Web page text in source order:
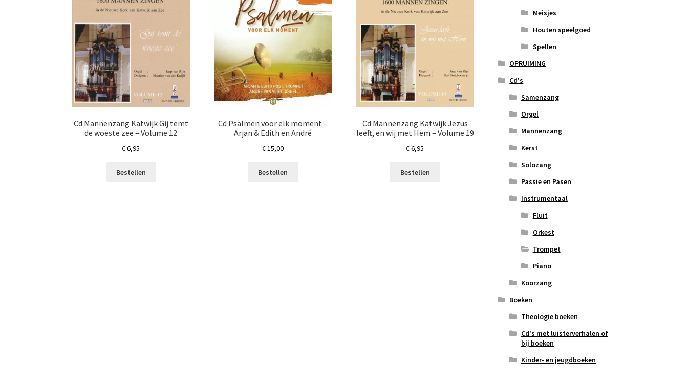
Cd Mannenzang Katwijk Gij temt
de woeste zee – Volume 12
€6,95
Bestellen
Cd Psalmen voor elk moment –
Arjan & Edith en André
€15,00
Bestellen
Cd Mannenzang Katwijk Jezus
leeft, en wij met Hem – Volume 19
€6,95
Bestellen
Meisjes
Houten speelgoed
Spellen
OPRUIMING
Cd's
Samenzang
Orgel
Mannenzang
Kerst
Solozang
Passie en Pasen
Instrumentaal
Fluit
Orkest
Trompet
Piano
Koorzang
Boeken
Theologie boeken
Cd's met luisterverhalen of
bij boeken
Kinder- en jeugdboeken